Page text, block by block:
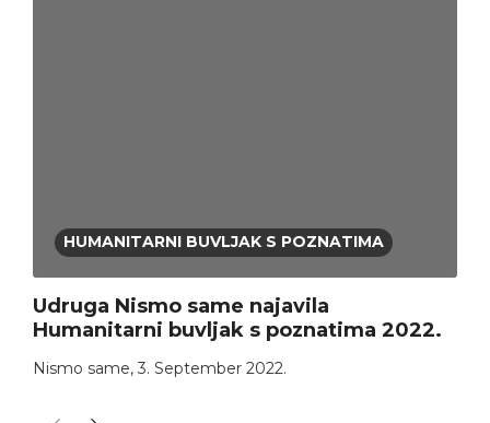
HUMANITARNI BUVLJAK S POZNATIMA
Udruga Nismo same najavila
Humanitarni buvljak s poznatima 2022.
Nismo same, 3. September 2022.